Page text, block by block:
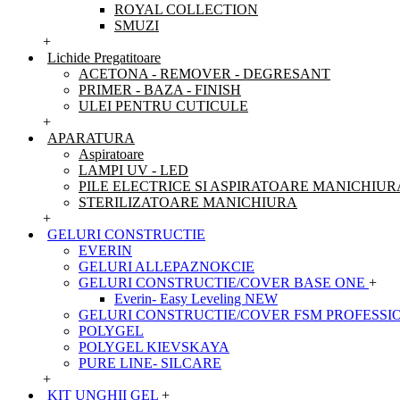
ROYAL COLLECTION
SMUZI
+
Lichide Pregatitoare
ACETONA - REMOVER - DEGRESANT
PRIMER - BAZA - FINISH
ULEI PENTRU CUTICULE
+
APARATURA
Aspiratoare
LAMPI UV - LED
PILE ELECTRICE SI ASPIRATOARE
STERILIZATOARE MANICHIURA
+
GELURI CONSTRUCTIE
EVERIN
GELURI ALLEPAZNOKCIE
GELURI CONSTRUCTIE/COVER BASE ONE +
Everin- Easy Leveling NEW
GELURI CONSTRUCTIE/COVER FSM
POLYGEL
POLYGEL KIEVSKAYA
PURE LINE- SILCARE
+
KIT UNGHII GEL +